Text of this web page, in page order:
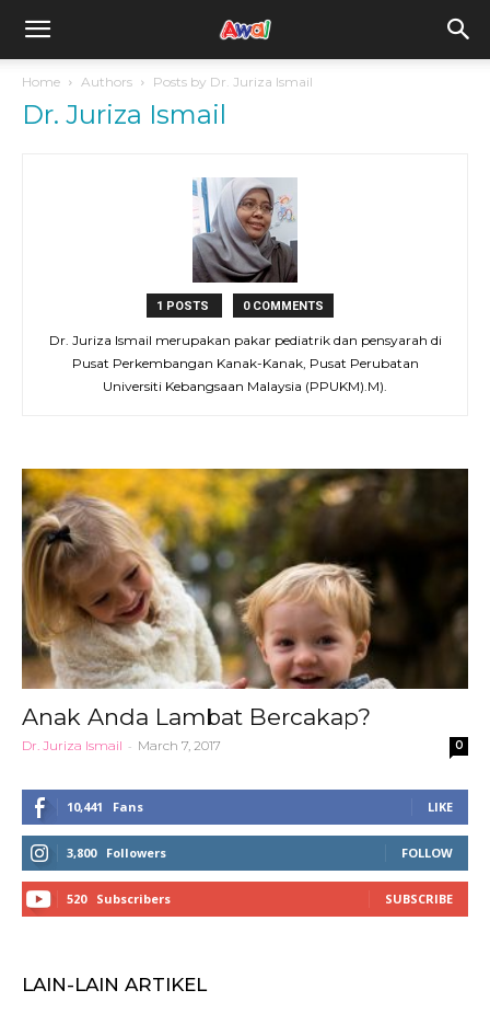
awal.my
Home Authors Posts by Dr. Juriza Ismail
Dr. Juriza Ismail
1 POSTS 0 COMMENTS
Dr. Juriza Ismail merupakan pakar pediatrik dan pensyarah di
Pusat Perkembangan Kanak-Kanak, Pusat Perubatan
Universiti Kebangsaan Malaysia (PPUKM).M).
Anak Anda Lambat Bercakap?
Dr. Juriza Ismail - March 7, 2017 0
10,441 Fans LIKE
3,800 Followers FOLLOW
520 Subscribers SUBSCRIBE
LAIN-LAIN ARTIKEL